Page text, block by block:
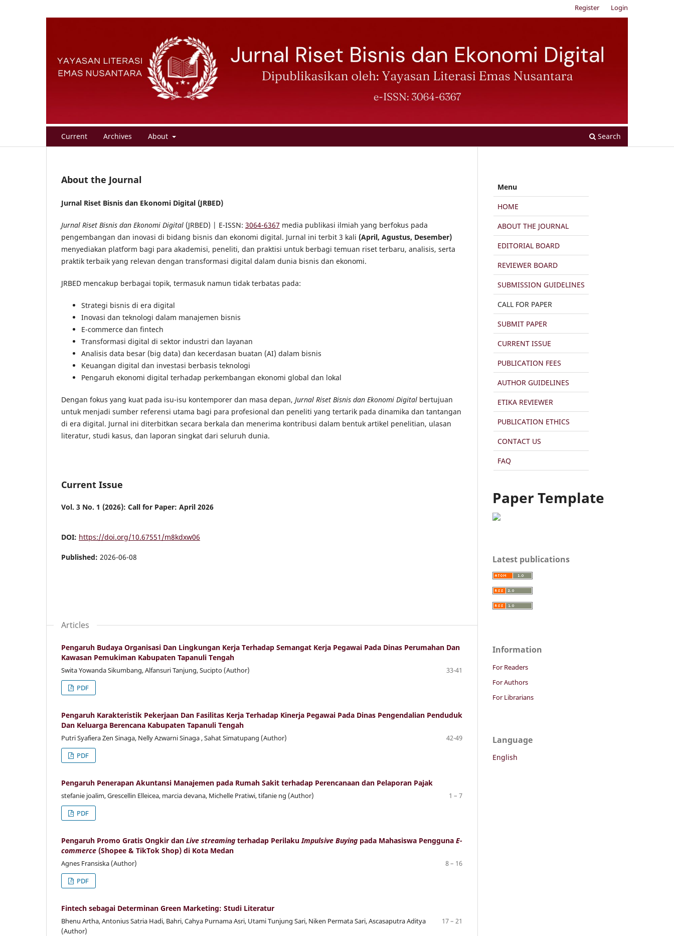
Current Archives About Search
Register Login
About the Journal
Jurnal Riset Bisnis dan Ekonomi Digital (JRBED)
Jurnal Riset Bisnis dan Ekonomi Digital (JRBED) | E-ISSN: 3064-6367 media publikasi ilmiah yang berfokus pada
pengembangan dan inovasi di bidang bisnis dan ekonomi digital. Jurnal ini terbit 3 kali (April, Agustus, Desember)
menyediakan platform bagi para akademisi, peneliti, dan praktisi untuk berbagi temuan riset terbaru, analisis, serta
praktik terbaik yang relevan dengan transformasi digital dalam dunia bisnis dan ekonomi.
JRBED mencakup berbagai topik, termasuk namun tidak terbatas pada:
Strategi bisnis di era digital
Inovasi dan teknologi dalam manajemen bisnis
E-commerce dan fintech
Transformasi digital di sektor industri dan layanan
Analisis data besar (big data) dan kecerdasan buatan (AI) dalam bisnis
Keuangan digital dan investasi berbasis teknologi
Pengaruh ekonomi digital terhadap perkembangan ekonomi global dan lokal
Dengan fokus yang kuat pada isu-isu kontemporer dan masa depan, Jurnal Riset Bisnis dan Ekonomi Digital bertujuan
untuk menjadi sumber referensi utama bagi para profesional dan peneliti yang tertarik pada dinamika dan tantangan
di era digital. Jurnal ini diterbitkan secara berkala dan menerima kontribusi dalam bentuk artikel penelitian, ulasan
literatur, studi kasus, dan laporan singkat dari seluruh dunia.
Current Issue
Vol. 3 No. 1 (2026): Call for Paper: April 2026
DOI: https://doi.org/10.67551/m8kdxw06
Published: 2026-06-08
Articles
Pengaruh Budaya Organisasi Dan Lingkungan Kerja Terhadap Semangat Kerja Pegawai Pada Dinas Perumahan Dan
Kawasan Pemukiman Kabupaten Tapanuli Tengah
Swita Yowanda Sikumbang, Alfansuri Tanjung, Sucipto (Author)
33-41
PDF
Pengaruh Karakteristik Pekerjaan Dan Fasilitas Kerja Terhadap Kinerja Pegawai Pada Dinas Pengendalian Penduduk
Dan Keluarga Berencana Kabupaten Tapanuli Tengah
Putri Syafiera Zen Sinaga, Nelly Azwarni Sinaga , Sahat Simatupang (Author)
42-49
PDF
Pengaruh Penerapan Akuntansi Manajemen pada Rumah Sakit terhadap Perencanaan dan Pelaporan Pajak
stefanie joalim, Grescellin Elleicea, marcia devana, Michelle Pratiwi, tifanie ng (Author)
1 – 7
PDF
Pengaruh Promo Gratis Ongkir dan Live streaming terhadap Perilaku Impulsive Buying pada Mahasiswa Pengguna E-
commerce (Shopee & TikTok Shop) di Kota Medan
Agnes Fransiska (Author)
8 – 16
PDF
Fintech sebagai Determinan Green Marketing: Studi Literatur
Bhenu Artha, Antonius Satria Hadi, Bahri, Cahya Purnama Asri, Utami Tunjung Sari, Niken Permata Sari, Ascasaputra Aditya
(Author)
17 – 21
Menu
HOME
ABOUT THE JOURNAL
EDITORIAL BOARD
REVIEWER BOARD
SUBMISSION GUIDELINES
CALL FOR PAPER
SUBMIT PAPER
CURRENT ISSUE
PUBLICATION FEES
AUTHOR GUIDELINES
ETIKA REVIEWER
PUBLICATION ETHICS
CONTACT US
FAQ
Paper Template
Latest publications
Information
For Readers
For Authors
For Librarians
Language
English